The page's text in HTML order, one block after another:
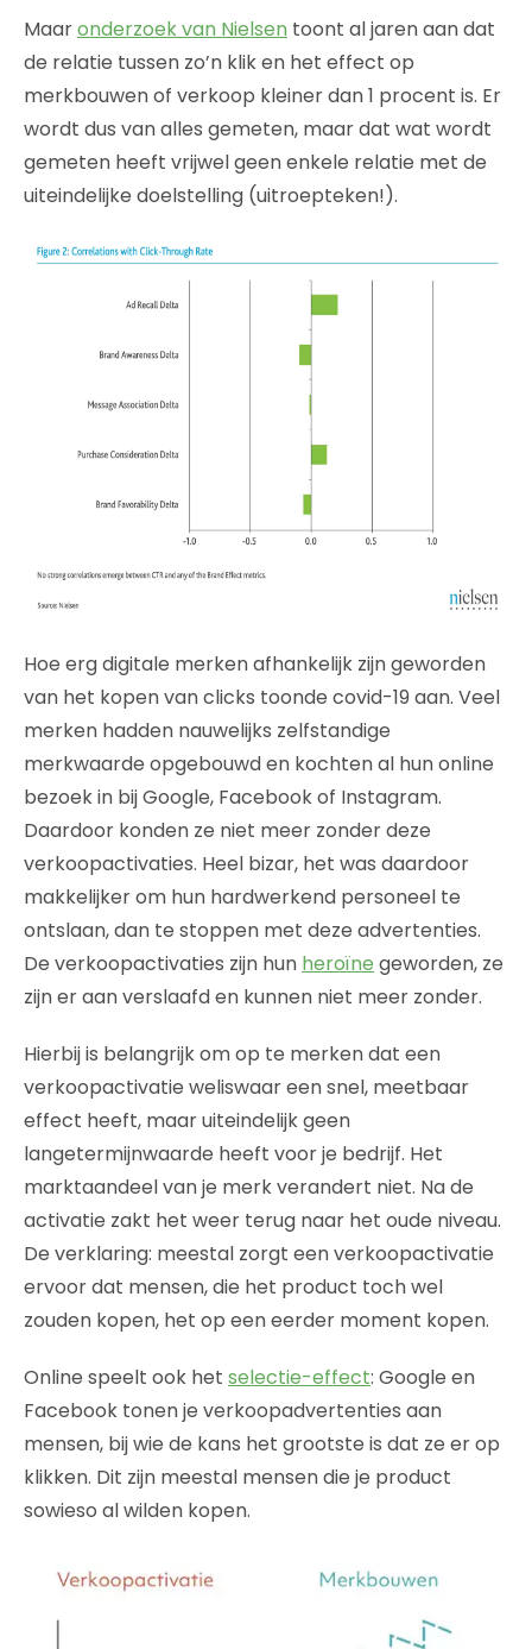
Maaronderzoek van Nielsen toont al jaren aan dat
de relatie tussen zo’n klik en het effect op
merkbouwen of verkoop kleiner dan 1 procent is. Er
wordt dus van alles gemeten, maar dat wat wordt
gemeten heeft vrijwel geen enkele relatie met de
uiteindelijke doelstelling (uitroepteken!).
Hoe erg digitale merken afhankelijk zijn geworden
van het kopen van clicks toonde covid-19 aan. Veel
merken hadden nauwelijks zelfstandige
merkwaarde opgebouwd en kochten al hun online
bezoek in bij Google, Facebook of Instagram.
Daardoor konden ze niet meer zonder deze
verkoopactivaties. Heel bizar, het was daardoor
makkelijker om hun hardwerkend personeel te
ontslaan, dan te stoppen met deze advertenties.
De verkoopactivaties zijn hun heroïne geworden, ze
zijn er aan verslaafd en kunnen niet meer zonder.
Hierbij is belangrijk om op te merken dat een
verkoopactivatie weliswaar een snel, meetbaar
effect heeft, maar uiteindelijk geen
langetermijnwaarde heeft voor je bedrijf. Het
marktaandeel van je merk verandert niet. Na de
activatie zakt het weer terug naar het oude niveau.
De verklaring: meestal zorgt een verkoopactivatie
ervoor dat mensen, die het product toch wel
zouden kopen, het op een eerder moment kopen.
Online speelt ook het selectie-effect: Google en
Facebook tonen je verkoopadvertenties aan
mensen, bij wie de kans het grootste is dat ze er op
klikken. Dit zijn meestal mensen die je product
sowieso al wilden kopen.